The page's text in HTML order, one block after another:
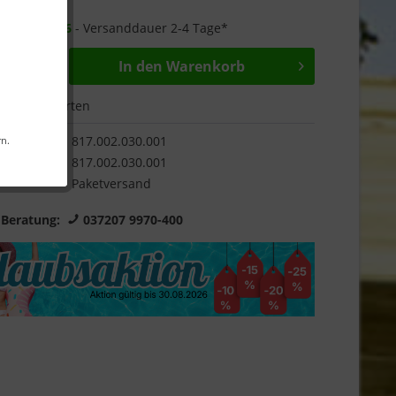
16.09.26 - Versanddauer 2-4 Tage*
In den Warenkorb
Bewerten
817.002.030.001
817.002.030.001
Paketversand
037207 9970-400